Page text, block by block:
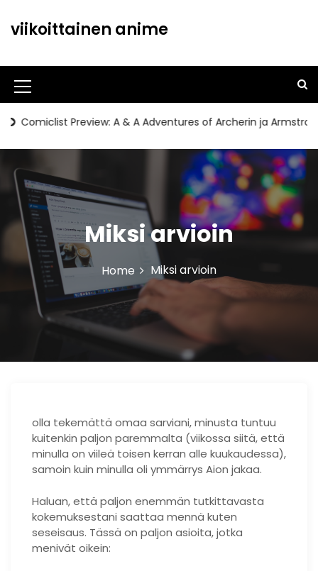
t
c
t
viikoittainen anime
M
e
n
u
I
c
o
n
Preview: A & A Adventures of Archerin ja Armstrong#11
Miksi arvioin
Home Miksi arvioin
olla tekemättä omaa sarviani, minusta tuntuu
kuitenkin paljon paremmalta (viikossa siitä, että
minulla on viileä toisen kerran alle kuukaudessa),
samoin kuin minulla oli ymmärrys Aion jakaa.
Haluan, että paljon enemmän tutkittavasta
kokemuksestani saattaa mennä kuten
seseisaus. Tässä on paljon asioita, jotka
menivät oikein: